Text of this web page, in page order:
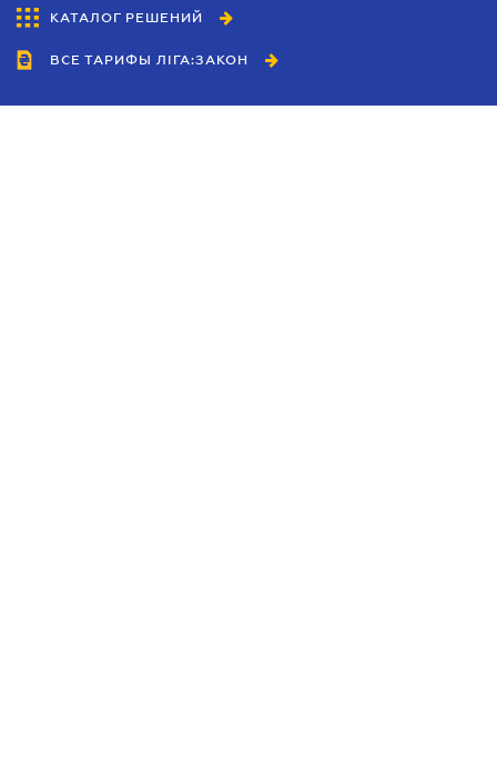
КАТАЛОГ РЕШЕНИЙ
ВСЕ ТАРИФЫ ЛІГА:ЗАКОН